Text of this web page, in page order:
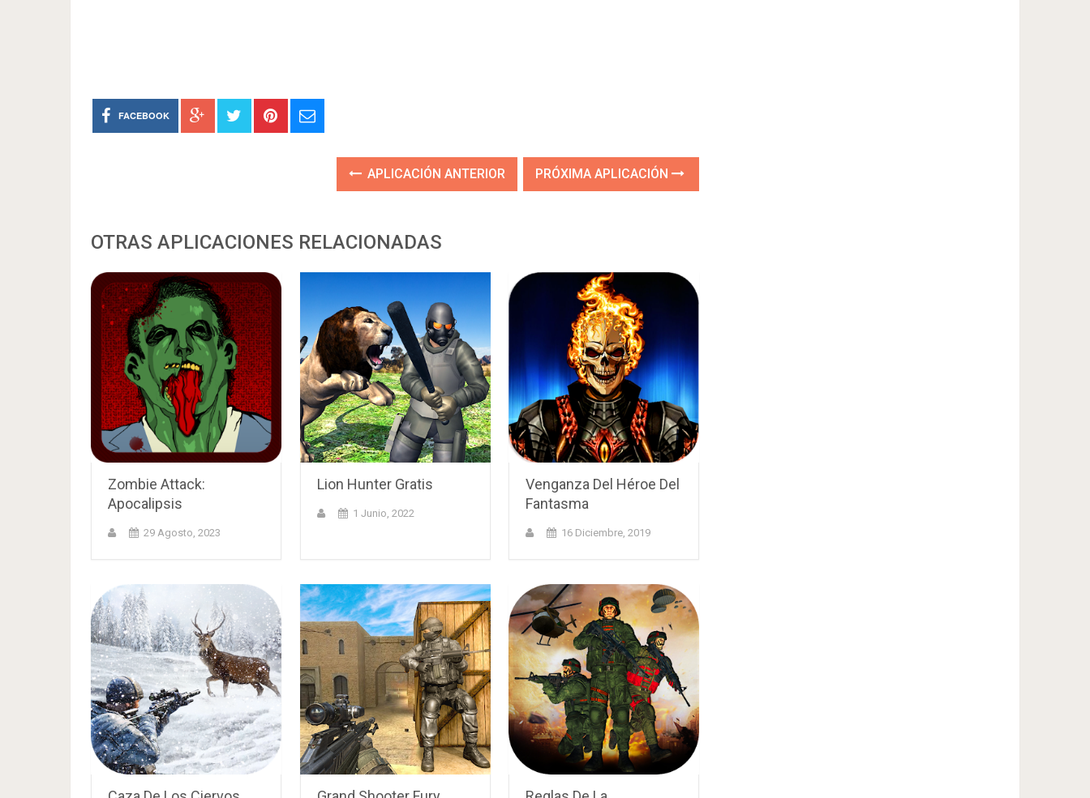
FACEBOOK
APLICACIÓN ANTERIOR PRÓXIMA APLICACIÓN
OTRAS APLICACIONES RELACIONADAS
Zombie Attack:
Apocalipsis
29 Agosto, 2023
Lion Hunter Gratis
1 Junio, 2022
Venganza Del Héroe Del
Fantasma
16 Diciembre, 2019